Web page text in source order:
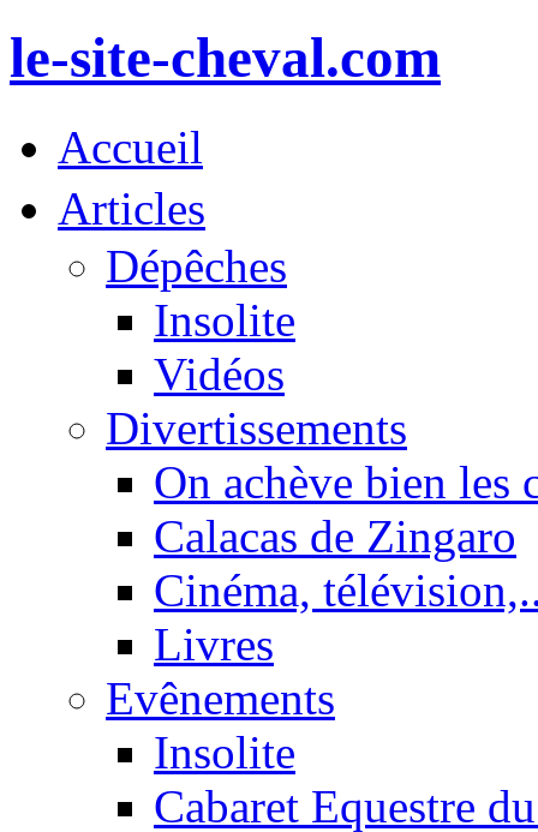
le-site-cheval.com
Accueil
Articles
Dépêches
Insolite
Vidéos
Divertissements
On achève bien les
Calacas de Zingaro
Cinéma,
Livres
Evênements
Insolite
Cabaret Equestre